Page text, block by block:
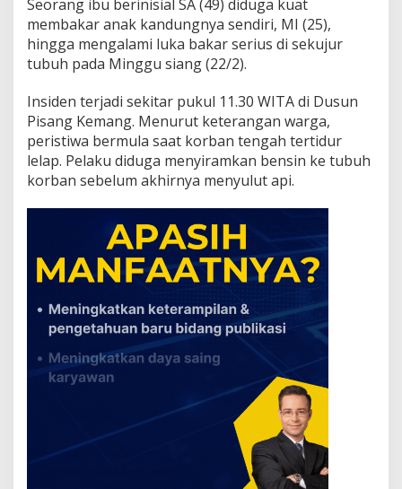
i
t
i
s
d
n
B
u
t
u
h
u
r
a
n
a
n
g
a
Seorang ibu berinisial SA (49) diduga kuat
membakar anak kandungnya sendiri, MI (25),
hingga mengalami luka bakar serius di sekujur
tubuh pada Minggu siang (22/2).
Insiden terjadi sekitar pukul 11.30 WITA di Dusun
Pisang Kemang. Menurut keterangan warga,
peristiwa bermula saat korban tengah tertidur
lelap. Pelaku diduga menyiramkan bensin ke tubuh
korban sebelum akhirnya menyulut api.